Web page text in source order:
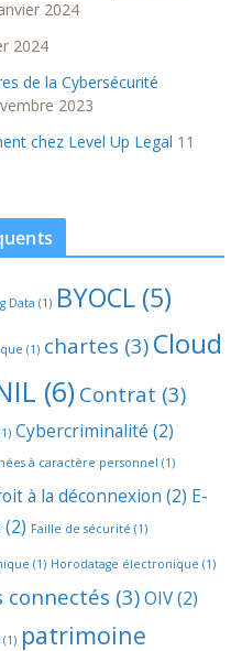
2024
2024
de la Cybersécurité
2023
chez Level Up Legal 11
Data (1) BYOCL (5)
(1) chartes (3) Cloud
(6) Contrat (3)
Cybercriminalité (2)
à caractère personnel (1)
à la déconnexion (2) E-
(2) Faille de sécurité (1)
(1) Horodatage électronique (1)
connectés (3) OIV(2)
(1) patrimoine